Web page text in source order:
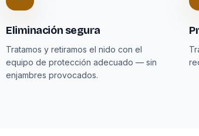
Eliminación segura
Tratamos y retiramos el nido con el
equipo de protección adecuado — sin
enjambres provocados.